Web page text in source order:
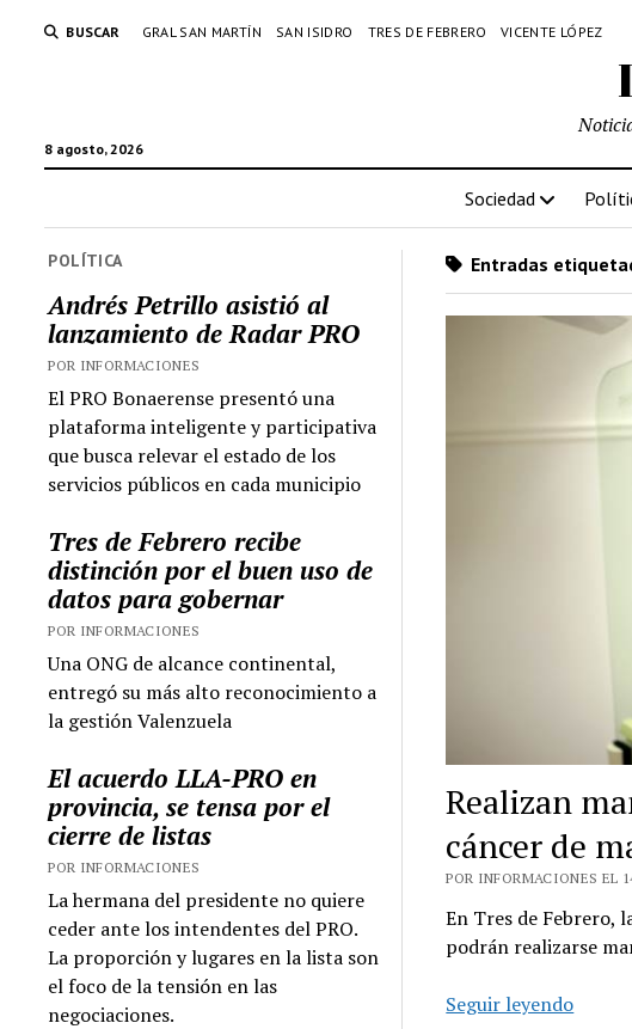
BUSCAR GRAL SAN MARTÍN SAN ISIDRO TRES DE FEBRERO VICENTE LÓPEZ
8 agosto, 2026
Sociedad
POLÍTICA
Andrés Petrillo asistió al
lanzamiento de Radar PRO
POR INFORMACIONES
El PRO Bonaerense presentó una
plataforma inteligente y participativa
que busca relevar el estado de los
servicios públicos en cada municipio
Tres de Febrero recibe
distinción por el buen uso de
datos para gobernar
POR INFORMACIONES
Una ONG de alcance continental,
entregó su más alto reconocimiento a
la gestión Valenzuela
El acuerdo LLA-PRO en
provincia, se tensa por el
cierre de listas
POR INFORMACIONES
La hermana del presidente no quiere
ceder ante los intendentes del PRO.
La proporción y lugares en la lista son
el foco de la tensión en las
negociaciones.
Entradas
Realizan
cáncer de
POR INFORMACIONES EL
En Tres de Febrero,
podrán realizarse
Seguir leyendoRealizan